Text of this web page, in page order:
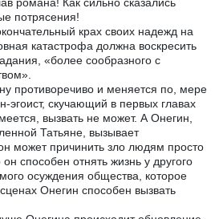
потрясения!
крах своих надежд на
катастрофа должна воскресить
«более сообразного с
противоречиво и меняется по, мере
эгоист, скучающий в первых главах
вызвать не может. А Онегин,
Татьяне, вызывает
может причинить зло людям просто
он способен отнять жизнь у другого
осуждения общества, которое
Онегин способен вызвать